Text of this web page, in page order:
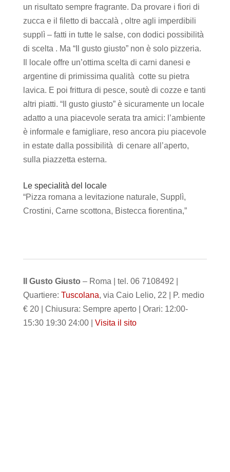
un risultato sempre fragrante. Da provare i fiori di
zucca e il filetto di baccalà , oltre agli imperdibili
supplì – fatti in tutte le salse, con dodici possibilità
di scelta . Ma “Il gusto giusto” non è solo pizzeria.
Il locale offre un’ottima scelta di carni danesi e
argentine di primissima qualità cotte su pietra
lavica. E poi frittura di pesce, soutè di cozze e tanti
altri piatti. “Il gusto giusto” è sicuramente un locale
adatto a una piacevole serata tra amici: l’ambiente
è informale e famigliare, reso ancora piu piacevole
in estate dalla possibilità di cenare all’aperto,
sulla piazzetta esterna.
Le specialità del locale
“Pizza romana a levitazione naturale, Supplì,
Crostini, Carne scottona, Bistecca fiorentina,”
Il Gusto Giusto – Roma | tel. 06 7108492 |
Quartiere: Tuscolana, via Caio Lelio, 22 | P. medio
€ 20 | Chiusura: Sempre aperto | Orari: 12:00-
15:30 19:30 24:00 | Visita il sito